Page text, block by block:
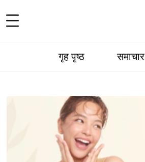
गृह पृष्ठ समाचार